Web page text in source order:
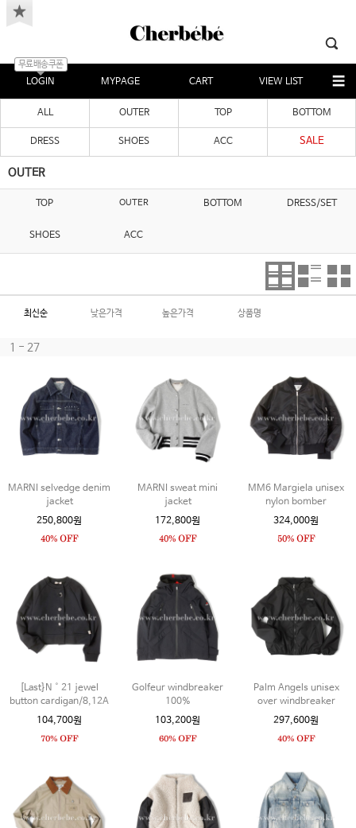
LOGIN
무료배송쿠폰
MYPAGE CART VIEW LIST
ALL OUTER TOP BOTTOM
DRESS SHOES ACC SALE
OUTER
TOP OUTER BOTTOM DRESS/SET
SHOES ACC
최신순 낮은가격 높은가격 상품명
1 - 27
MARNI selvedge denim
jacket
250,800원
MARNI sweat mini
jacket
172,800원
MM6 Margiela unisex
nylon bomber
324,000원
[Last}N˚21 jewel
button cardigan/8,12A
104,700원
Golfeur windbreaker
100%
103,200원
Palm Angels unisex
over windbreaker
297,600원